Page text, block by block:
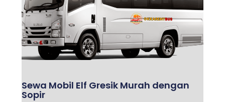
Sewa Mobil Elf Gresik Murah dengan
Sopir